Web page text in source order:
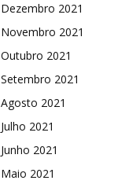
Dezembro 2021
Novembro 2021
Outubro 2021
Setembro 2021
Agosto 2021
Julho 2021
Junho 2021
Maio 2021